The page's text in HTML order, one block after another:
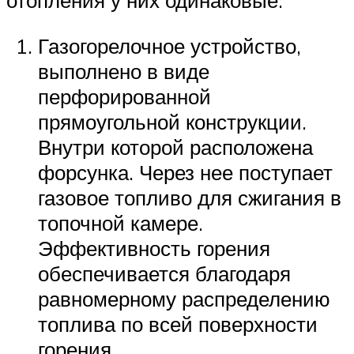
Газогорелочное устройство,
выполнено в виде
перфорированной
прямоугольной конструкции.
Внутри которой расположена
форсунка. Через нее поступает
газовое топливо для сжигания в
топочной камере.
Эффективность горения
обеспечивается благодаря
равномерному распределению
топлива по всей поверхности